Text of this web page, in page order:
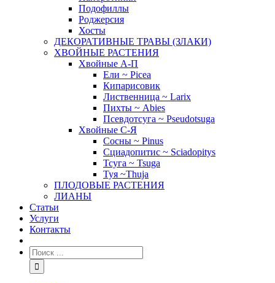
Подофиллы
Роджерсия
Хосты
ДЕКОРАТИВНЫЕ ТРАВЫ (ЗЛАКИ)
ХВОЙНЫЕ РАСТЕНИЯ
Хвойные А-П
Ели ~ Picea
Кипарисовик
Лиственница ~ Larix
Пихты ~ Abies
Псевдотсуга ~ Pseudotsuga
Хвойные С-Я
Сосны ~ Pinus
Сциадопитис ~ Sciadopitys
Тсуга ~ Tsuga
Туя ~Thuja
ПЛОДОВЫЕ РАСТЕНИЯ
ЛИАНЫ
Статьи
Услуги
Контакты